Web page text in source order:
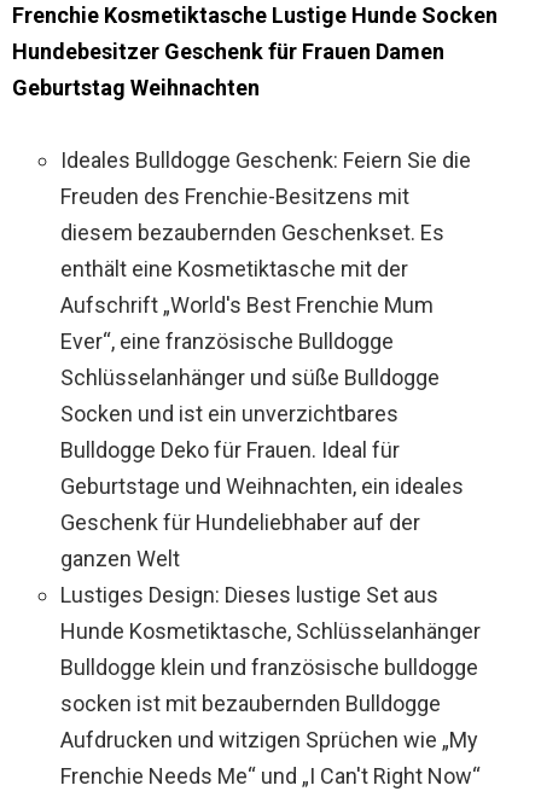
Frenchie Kosmetiktasche Lustige Hunde Socken
Hundebesitzer Geschenk für Frauen Damen
Geburtstag Weihnachten
Ideales Bulldogge Geschenk: Feiern Sie die
Freuden des Frenchie-Besitzens mit
diesem bezaubernden Geschenkset. Es
enthält eine Kosmetiktasche mit der
Aufschrift „World's Best Frenchie Mum
Ever“, eine französische Bulldogge
Schlüsselanhänger und süße Bulldogge
Socken und ist ein unverzichtbares
Bulldogge Deko für Frauen. Ideal für
Geburtstage und Weihnachten, ein ideales
Geschenk für Hundeliebhaber auf der
ganzen Welt
Lustiges Design: Dieses lustige Set aus
Hunde Kosmetiktasche, Schlüsselanhänger
Bulldogge klein und französische bulldogge
socken ist mit bezaubernden Bulldogge
Aufdrucken und witzigen Sprüchen wie „My
Frenchie Needs Me“ und „I Can't Right Now“